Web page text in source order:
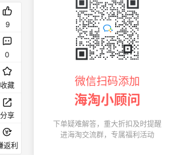
9
0
收藏
分享
返利
微信扫码添加
海淘小顾问
下单疑难解答，重大折扣及时提醒
进海淘交流群，专属福利活动